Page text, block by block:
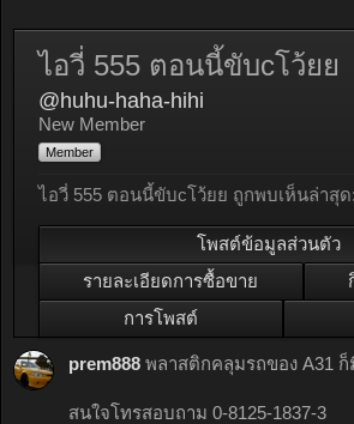
ไอวี่ 555 ตอนนี้ขับcโว้ยย
@huhu-haha-hihi
New Member
Member
ไอวี่ 555 ตอนนี้ขับcโว้ยย ถูกพบเห็นล่าสุด:
โพสต์ข้อมูลส่วนตัว
รายละเอียดการซื้อขาย
การโพสต์
prem888 พลาสติกคลุมรถของ A31
สนใจโทรสอบถาม 0-8125-1837-3